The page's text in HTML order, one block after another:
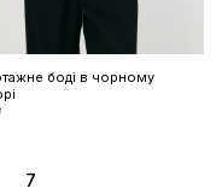
боді в чорному
7